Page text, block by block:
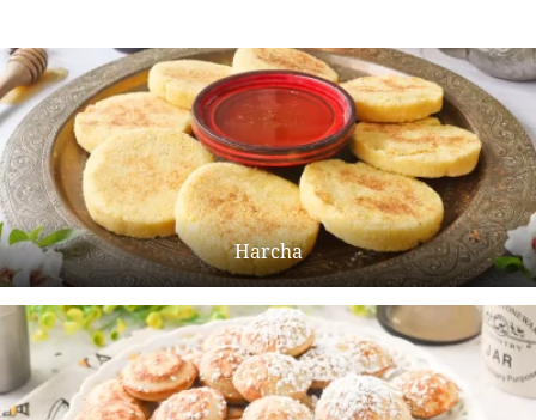
Harcha